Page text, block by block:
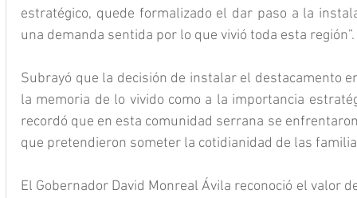
estratégico, quede formalizado el dar paso a la
una demanda sentida por lo que vivió toda esta región”.
Subrayó que la decisión de instalar el destacamento
la memoria de lo vivido como a la importancia
recordó que en esta comunidad serrana se
que pretendieron someter la cotidianidad de las
El Gobernador David Monreal Ávila reconoció el valor